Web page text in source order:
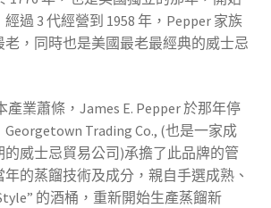
經過 3 代經營到 1958 年， Pepper 家族
老，同時也是美國最老最經典的威士忌
產業蕭條， James E. Pepper於那年停
Georgetown Trading Co., (也是一家成
威士忌貿易公司 )承擔了此品牌的管
的蒸餾技術及成分，親自手選成熟、
的酒桶，重新開始生產蒸餾新